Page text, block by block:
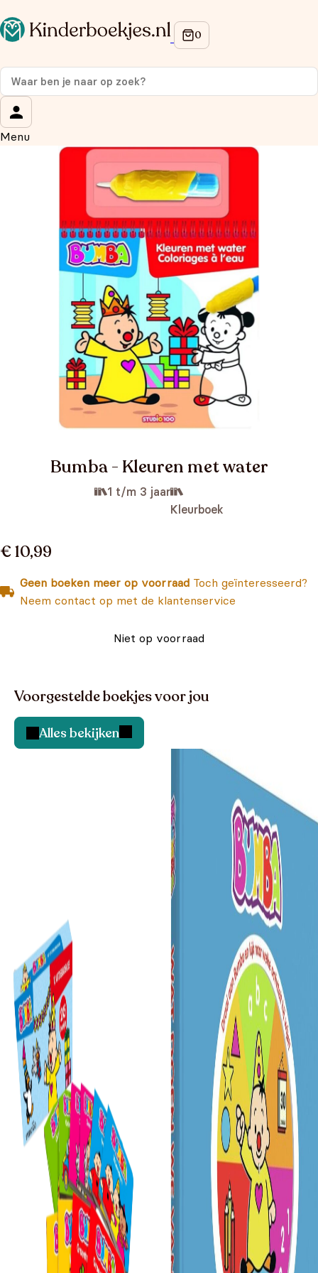
Menu
Bumba - Kleuren met water
1 t/m 3 jaar
Kleurboek
€ 10,99
Geen boeken meer op voorraad Toch geïnteresseerd?
Neem contact op met de klantenservice
Niet op voorraad
Voorgestelde boekjes voor jou
Alles bekijken
Op de hoogte blijven van onze acties?
Meld je aan voor onze nieuwsbrief en ontvang
korting
Wat is je voornaam?
Wat is je e-mailadres?*
Aanmelden
We gebruiken je gegevens om contact op te nemen, in
overeenstemming met onsprivacybeleid.